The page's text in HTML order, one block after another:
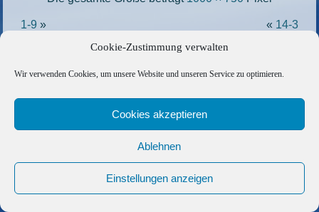
Cookie-Zustimmung verwalten
Wir verwenden Cookies, um unsere Website und unseren Service zu optimieren.
Cookies akzeptieren
Ablehnen
Einstellungen anzeigen
1-9 » « 14-3
Copyright © 2026 Barfuss Segelreisen GmbH
AGB|Befreundete Links